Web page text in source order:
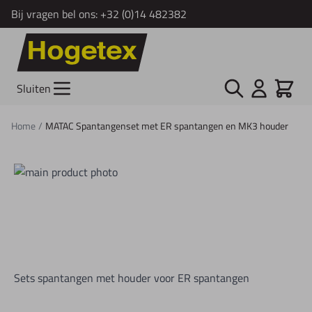
Bij vragen bel ons: +32 (0)14 482382
Ga naar de inhoud
Sluiten Zoek Cart
Home/ MATAC Spantangenset met ER spantangen en MK3 houder
Sets spantangen met houder voor ER spantangen